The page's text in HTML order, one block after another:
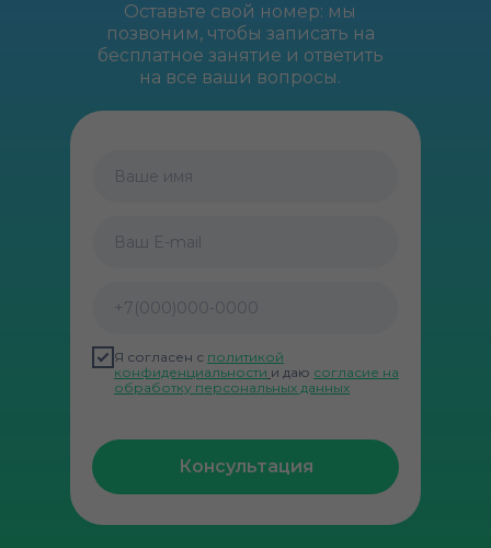
Ваше имя
Ваш E-mail
+7(000)000-0000
Я согласен с политикой
конфиденциальности и даю согласие на
обработку персональных данных
Консультация
Оставьте свой номер: мы
позвоним, чтобы записать на
бесплатное занятие и ответить
на все ваши вопросы.